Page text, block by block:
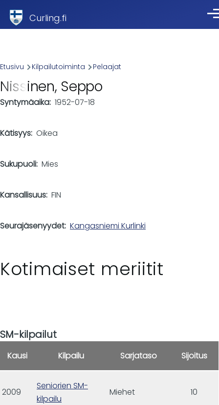
Curling.fi
Breadcrumb
Etusivu Kilpailutoiminta Pelaajat
Nissinen, Seppo
Syntymäaika 1952-07-18
Kätisyys Oikea
Sukupuoli Mies
Kansallisuus FIN
Seurajäsenyydet Kangasniemi Kurlinki
Kotimaiset meriitit
SM-kilpailut
Kausi Kilpailu Sarjataso Sijoitus
2009
Seniorien SM-
kilpailu
Miehet 10